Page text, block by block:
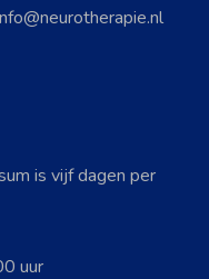
is vijf dagen per
uur